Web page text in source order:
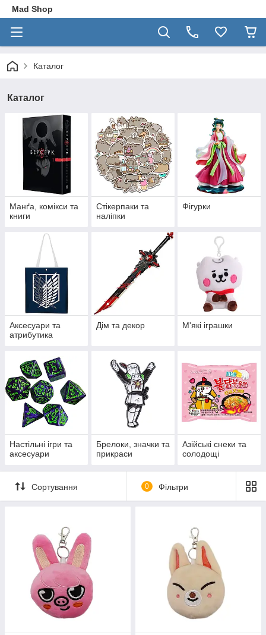
Mad Shop
Каталог
Каталог
Манґа, комікси та
книги
Стікерпаки та
наліпки
Фігурки
Аксесуари та
атрибутика
Дім та декор М'які іграшки
Настільні ігри та
аксесуари
Брелоки, значки та
прикраси
Азійські снеки та
солодощі
Сортування 0 Фільтри